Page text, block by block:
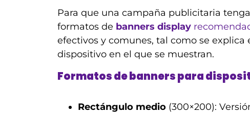
Para que una campaña publicitaria
formatos de banners display
efectivos y comunes, tal como se
dispositivo en el que se muestran.
Formatos de banners para
Rectángulo medio (300×200):